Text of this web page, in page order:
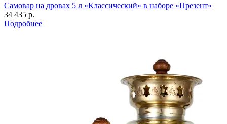
Самовар на дровах 5 л «Классический» в наборе «Презент»
34 435 р.
Подробнее